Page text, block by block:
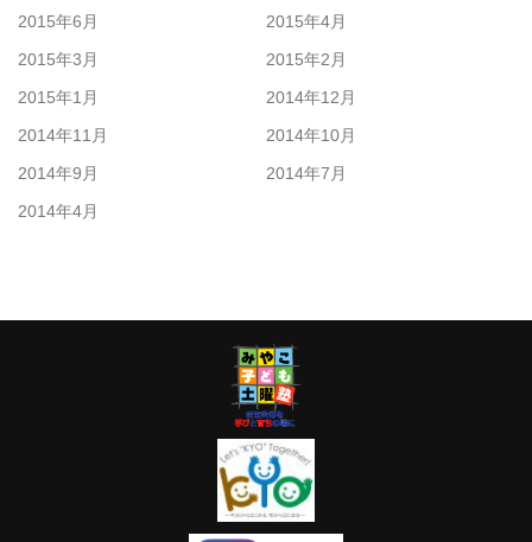
2015年6月
2015年4月
2015年3月
2015年2月
2015年1月
2014年12月
2014年11月
2014年10月
2014年9月
2014年7月
2014年4月